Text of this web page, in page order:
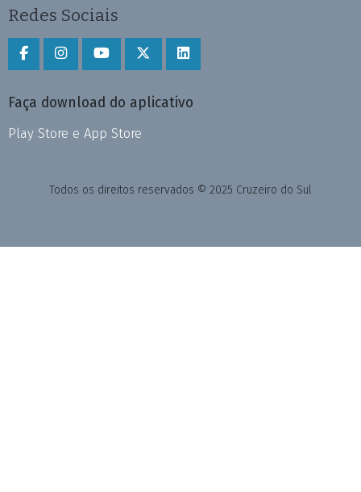
Redes Sociais
Faça download do aplicativo
Play Store e App Store
Todos os direitos reservados © 2025 Cruzeiro do Sul